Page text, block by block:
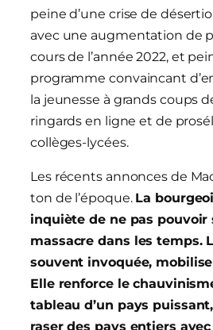
peine d’une crise de
avec une augmentation de
cours de l’année 2022, et
programme convaincant
la jeunesse à grands coups
ringards en ligne et de
collèges-lycées.
Les récents annonces de
ton de l’époque. La
inquiète de ne pas pouvoir
massacre dans les temps.
souvent invoquée,
Elle renforce le
tableau d’un pays
raser des pays entiers